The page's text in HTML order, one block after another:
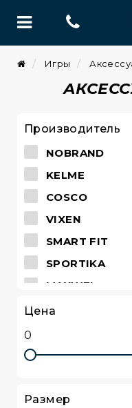
Игры
Производитель
NOBRAND
KELME
COSCO
VIXEN
SMART FIT
SPORTIKA
MAXWEL
GALA
HMS
BI-TWIN
Цена
Размер